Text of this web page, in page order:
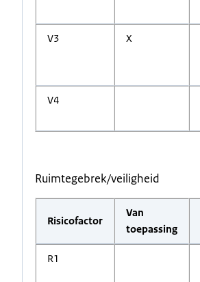
V3 X
V4
Ruimtegebrek/veiligheid
Risicofactor
Van
toepassing
R1